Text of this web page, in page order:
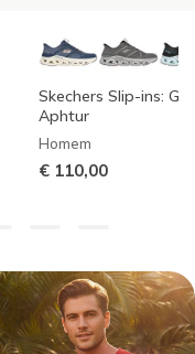
Skechers Slip-ins:
Aphtur
Homem
€ 110,00